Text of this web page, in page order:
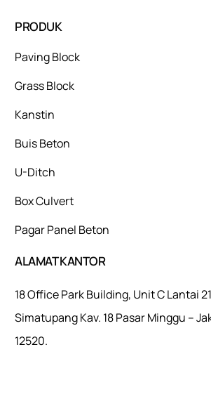
PRODUK
Paving Block
Grass Block
Kanstin
Buis Beton
U-Ditch
Box Culvert
Pagar Panel Beton
ALAMAT KANTOR
18 Office Park Building, Unit C Lantai
Simatupang Kav. 18 Pasar Minggu –
12520.